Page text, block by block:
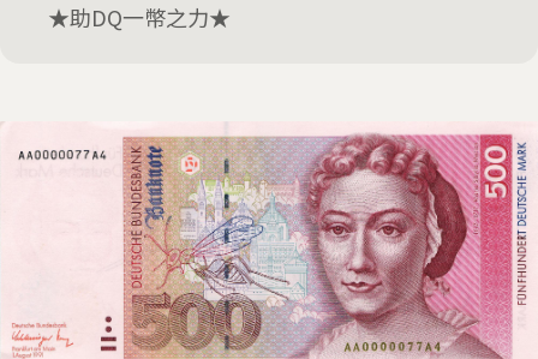
★助DQ一幣之力★